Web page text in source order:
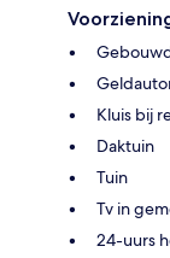
Kluis bij
Daktuin
Tuin
Tv in
24-uurs